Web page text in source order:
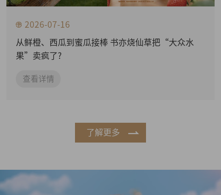
2026-07-16
从鲜橙、西瓜到蜜瓜接棒 书亦烧仙草把“大众水
果”卖疯了?
查看详情
了解更多